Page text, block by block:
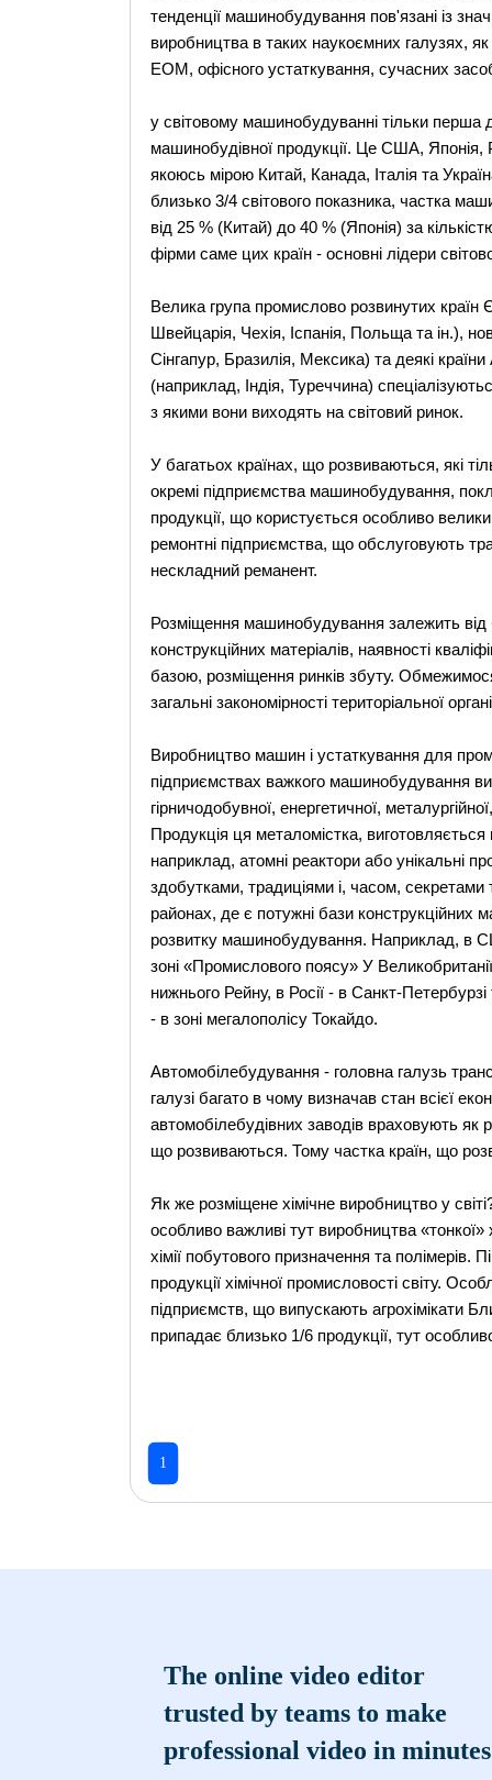
тенденції машинобудування пов'язані із
виробництва в таких наукоємних галузях,
ЕОМ, офісного устаткування, сучасних
у світовому машинобудуванні тільки
машинобудівної продукції. Це США,
якоюсь мірою Китай, Канада, Італія та
близько 3/4 світового показника, частка
від 25 % (Китай) до 40 % (Японія) за
фірми саме цих країн - основні лідери
Велика група промислово розвинутих
Швейцарія, Чехія, Іспанія, Польща та ін.),
Сінгапур, Бразилія, Мексика) та деякі
(наприклад, Індія, Туреччина)
з якими вони виходять на світовий ринок.
У багатьох країнах, що розвиваються, які
окремі підприємства машинобудування,
продукції, що користується особливо
ремонтні підприємства, що обслуговують
нескладний реманент.
Розміщення машинобудування залежить від
конструкційних матеріалів, наявності
базою, розміщення ринків збуту.
загальні закономірності територіальної
Виробництво машин і устаткування для
підприємствах важкого машинобудування
гірничодобувної, енергетичної,
Продукція ця металомістка,
наприклад, атомні реактори або унікальні
здобутками, традиціями і, часом, секретами
районах, де є потужні бази конструкційних
розвитку машинобудування. Наприклад, в
зоні «Промислового поясу» У
нижнього Рейну, в Росії - в Санкт-
- в зоні мегалополісу Токайдо.
Автомобілебудування - головна галузь
галузі багато в чому визначав стан всієї
автомобілебудівних заводів враховують як
що розвиваються. Тому частка країн, що
Як же розміщене хімічне виробництво у
особливо важливі тут виробництва
хімії побутового призначення та
продукції хімічної промисловості світу.
підприємств, що випускають агрохімікати
припадає близько 1/6 продукції, тут
1
The online video editor
trusted by teams to make
professional video in minutes